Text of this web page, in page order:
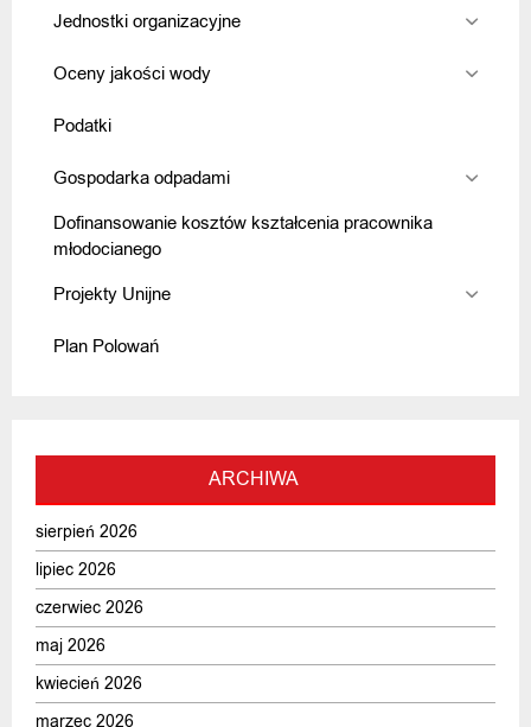
Jednostki organizacyjne
Oceny jakości wody
Podatki
Gospodarka odpadami
Dofinansowanie kosztów kształcenia pracownika
młodocianego
Projekty Unijne
Plan Polowań
ARCHIWA
sierpień 2026
lipiec 2026
czerwiec 2026
maj 2026
kwiecień 2026
marzec 2026